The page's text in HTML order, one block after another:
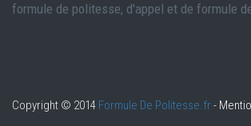
formule de politesse, d'appel et de formule
Copyright © 2014 Formule De Politesse.fr -